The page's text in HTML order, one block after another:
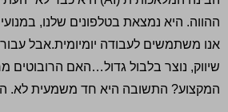
ההווה. היא נמצאת בטלפונים שלנו,
אנו משתמשים לעבודה יומיומית.אבל
שיווק, נוצר בלבול גדול…האם הרובוטים
המקצוע? התשובה היא חד משמעית לא.